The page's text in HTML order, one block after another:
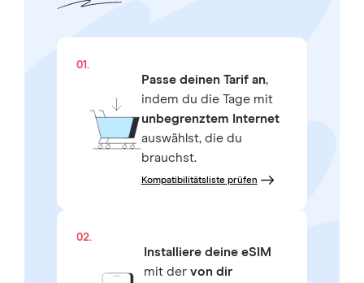
01.
Passe deinen Tarif an,
indem du die Tage mit
unbegrenztem Internet
auswählst, die du
brauchst.
Kompatibilitätsliste prüfen
02.
Installiere deine eSIM
mit der von dir